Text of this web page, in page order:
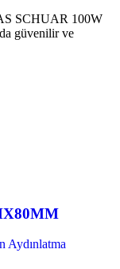
SCHUAR 100W
güvenilir ve
Aydınlatma